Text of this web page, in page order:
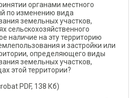
органами местного
по изменению вида
земельных участков,
сельскохозяйственного
наличие на эту территорию
и застройки или
определяющего виды
земельных участков,
этой территории?
PDF, 138 Кб)